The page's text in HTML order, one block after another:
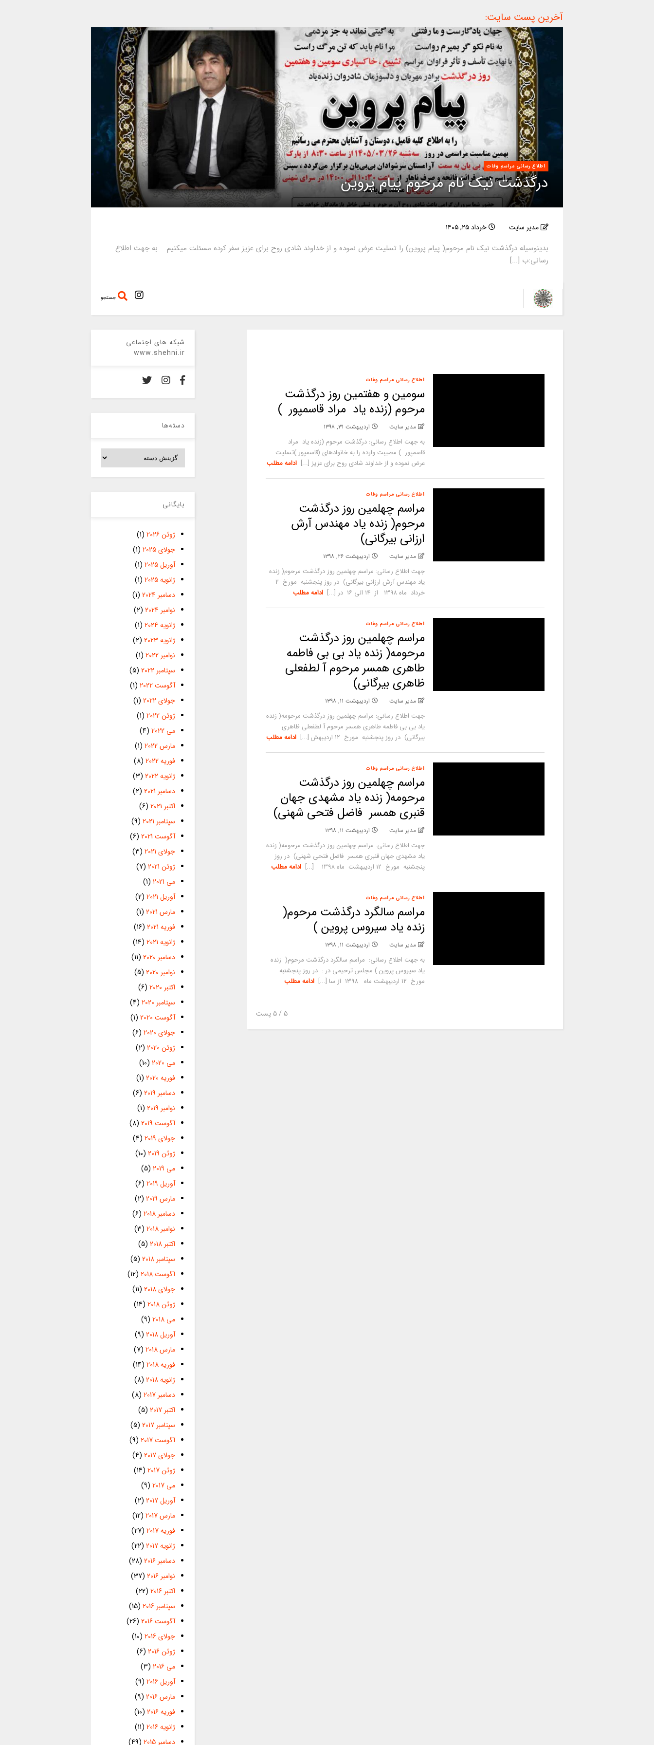
آخرین پست سایت:
اطلاع رسانی مراسم وفات
درگذشت نیک نام مرحوم پیام پروین
مدیر سایت خرداد ۲۵, ۱۴۰۵
بدینوسیله درگذشت نیک نام مرحوم( پیام پروین) را تسلیت عرض نموده و از خداوند شادی روح برای عزیز سفر کرده مسئلت میکنیم. به جهت اطلاع
رسانی:ب [...]
جستجو
اطلاع رسانی مراسم وفات
سومین و هفتمین روز درگذشت
مرحوم (زنده یاد مراد قاسمپور )
مدیر سایت اردیبهشت ۳۱, ۱۳۹۸
به جهت اطلاع رسانی: درگذشت مرحوم (زنده یاد مراد
قاسمپور ) مصیبت وارده را به خانوادهای (قاسمپور )تسلیت
عرض نموده و از خداوند شادی روح برای عزیز [...] ادامه مطلب
اطلاع رسانی مراسم وفات
مراسم چهلمین روز درگذشت
مرحوم( زنده یاد مهندس آرش
ارزانی بیرگانی)
مدیر سایت اردیبهشت ۲۶, ۱۳۹۸
جهت اطلاع رسانی: مراسم چهلمین روز درگذشت مرحوم( زنده
یاد مهندس آرش ارزانی بیرگانی) در روز پنجشنبه مورخ ۲
خرداد ماه ۱۳۹۸ از ۱۴ الی ۱۶ در [...]
ادامه مطلب
اطلاع رسانی مراسم وفات
مراسم چهلمین روز درگذشت
مرحومه( زنده یاد بی بی فاطمه
طاهری همسر مرحوم آ لطفعلی
ظاهری بیرگانی)
مدیر سایت اردیبهشت ۱۱, ۱۳۹۸
جهت اطلاع رسانی: مراسم چهلمین روز درگذشت مرحومه( زنده
یاد بی بی فاطمه طاهری همسر مرحوم آ لطفعلی ظاهری
بیرگانی) در روز پنجشنبه مورخ ۱۲ اردیبهش [...]
ادامه مطلب
اطلاع رسانی مراسم وفات
مراسم چهلمین روز درگذشت
مرحومه( زنده یاد مشهدی جهان
قنبری همسر فاضل فتحی شهنی)
مدیر سایت اردیبهشت ۱۱, ۱۳۹۸
جهت اطلاع رسانی: مراسم چهلمین روز درگذشت مرحومه( زنده
یاد مشهدی جهان قنبری همسر فاضل فتحی شهنی) در روز
پنجشنبه مورخ ۱۲ اردیبهشت ماه ۱۳۹۸ [...]
ادامه مطلب
اطلاع رسانی مراسم وفات
مراسم سالگرد درگذشت مرحوم(
زنده یاد سیروس پروین )
مدیر سایت اردیبهشت ۱۱, ۱۳۹۸
به جهت اطلاع رسانی: مراسم سالگرد درگذشت مرحوم( زنده
یاد سیروس پروین ) مجلس ترحیمی در : در روز پنجشنبه
مورخ ۱۲ اردیبهشت ماه ۱۳۹۸ از سا [...]
ادامه مطلب
5 / 5 پست
شبکه های اجتماعی
www.shehni.ir
دسته‌ها
دسته‌ها
بایگانی
ژوئن 2026
(1)
جولای 2025
(1)
آوریل 2025
(1)
ژانویه 2025
(1)
دسامبر 2024
(1)
نوامبر 2024
(2)
ژانویه 2024
(1)
ژانویه 2023
(2)
نوامبر 2022
(1)
سپتامبر 2022
(5)
آگوست 2022
(1)
جولای 2022
(1)
ژوئن 2022
(1)
می 2022
(4)
مارس 2022
(1)
فوریه 2022
(8)
ژانویه 2022
(3)
دسامبر 2021
(2)
اکتبر 2021
(6)
سپتامبر 2021
(9)
آگوست 2021
(6)
جولای 2021
(3)
ژوئن 2021
(7)
می 2021
(1)
آوریل 2021
(2)
مارس 2021
(1)
فوریه 2021
(16)
ژانویه 2021
(14)
دسامبر 2020
(11)
نوامبر 2020
(5)
اکتبر 2020
(6)
سپتامبر 2020
(4)
آگوست 2020
(1)
جولای 2020
(6)
ژوئن 2020
(2)
می 2020
(10)
فوریه 2020
(1)
دسامبر 2019
(6)
نوامبر 2019
(1)
آگوست 2019
(8)
جولای 2019
(4)
ژوئن 2019
(10)
می 2019
(5)
آوریل 2019
(6)
مارس 2019
(2)
دسامبر 2018
(6)
نوامبر 2018
(3)
اکتبر 2018
(5)
سپتامبر 2018
(5)
آگوست 2018
(12)
جولای 2018
(11)
ژوئن 2018
(14)
می 2018
(9)
آوریل 2018
(9)
مارس 2018
(7)
فوریه 2018
(14)
ژانویه 2018
(8)
دسامبر 2017
(8)
اکتبر 2017
(5)
سپتامبر 2017
(5)
آگوست 2017
(9)
جولای 2017
(4)
ژوئن 2017
(14)
می 2017
(9)
آوریل 2017
(2)
مارس 2017
(12)
فوریه 2017
(27)
ژانویه 2017
(22)
دسامبر 2016
(28)
نوامبر 2016
(37)
اکتبر 2016
(22)
سپتامبر 2016
(15)
آگوست 2016
(26)
جولای 2016
(10)
ژوئن 2016
(6)
می 2016
(3)
آوریل 2016
(9)
مارس 2016
(9)
فوریه 2016
(10)
ژانویه 2016
(11)
دسامبر 2015
(49)